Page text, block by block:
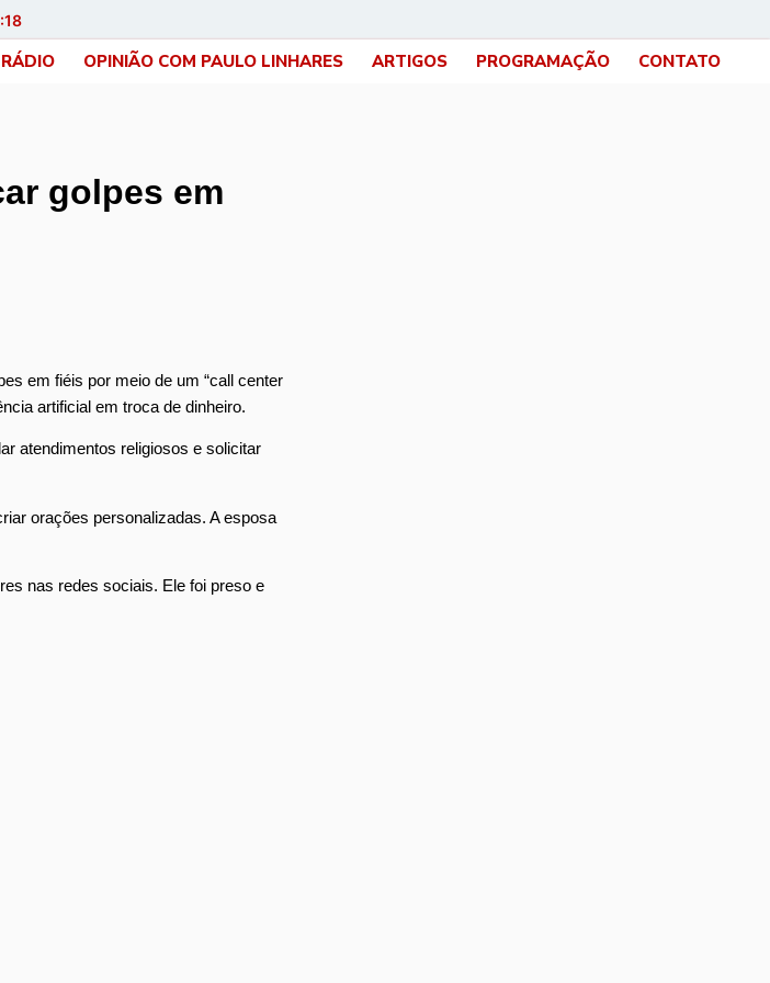
OPINIÃO COM PAULO LINHARES ARTIGOS PROGRAMAÇÃO CONTATO
golpes em
em fiéis por meio de um “call center
artificial em troca de dinheiro.
atendimentos religiosos e solicitar
orações personalizadas. A esposa
nas redes sociais. Ele foi preso e